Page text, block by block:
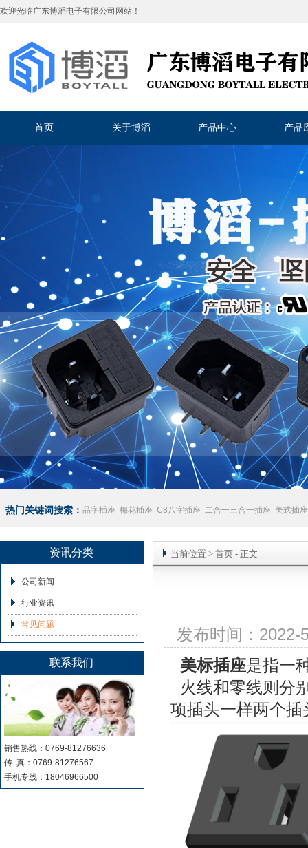
欢迎光临广东博滔电子有限公司 网站！
首页 关于博滔 产品中心 产品
热门关键词搜索： 品字插座 梅花插座 C8八字插座 二合一三合一插座 美式插座
资讯分类
公司新闻
行业资讯
常见问题
联系我们
销售热线：0769-81276636
传 真：0769-81276567
手机专线：18046966500
当前位置 > 首页 - 正文
发布时间：2022-
美标插座是指一
火线和零线则分
项插头一样两个